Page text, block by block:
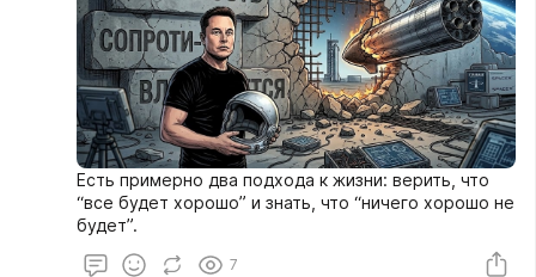
Есть примерно два подхода к жизни: верить, что
“все будет хорошо” и знать, что “ничего хорошо не
будет”.
7